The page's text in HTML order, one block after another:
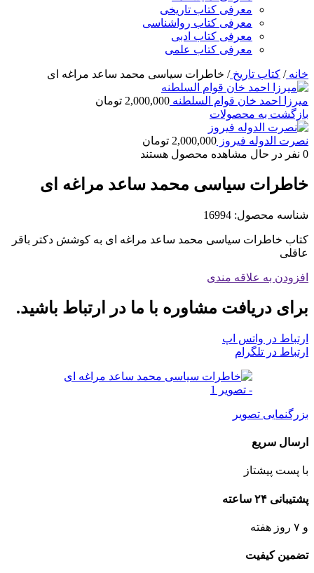
معرفی کتاب تاریخی
معرفی کتاب رواشناسی
معرفی کتاب ادبی
معرفی کتاب علمی
خانه/ کتاب تاریخ/ خاطرات سیاسی محمد ساعد مراغه ای
میرزا احمد خان قوام السلطنه 2,000,000 تومان
بازگشت به محصولات
نصرت الدوله فیروز 2,000,000 تومان
0 نفر در حال مشاهده محصول هستند
خاطرات سیاسی محمد ساعد مراغه ای
شناسه محصول: 16994
کتاب خاطرات سیاسی محمد ساعد مراغه ای به کوشش دکتر باقر
عاقلی
افزودن به علاقه مندی
برای دریافت مشاوره با ما در ارتباط باشید.
ارتباط در واتس اپ
ارتباط در تلگرام
بزرگنمایی تصویر
ارسال سریع
با پست پیشتاز
پشتیبانی ۲۴ ساعته
و ۷ روز هفته
تضمین کیفیت